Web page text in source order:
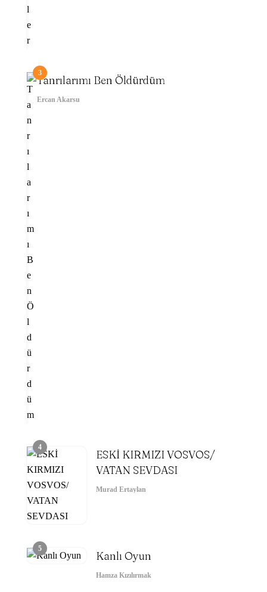
3
Tanrılarımı Ben Öldürdüm
Ercan Akarsu
4
ESKİ KIRMIZI VOSVOS/
VATAN SEVDASI
Murad Ertaylan
5
Kanlı Oyun
Hamza Kızılırmak